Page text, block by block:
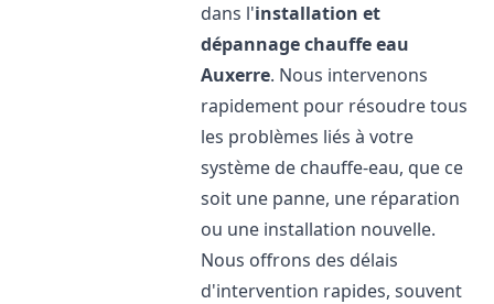
dans l'installation et
dépannage chauffe eau
Auxerre. Nous intervenons
rapidement pour résoudre tous
les problèmes liés à votre
système de chauffe-eau, que ce
soit une panne, une réparation
ou une installation nouvelle.
Nous offrons des délais
d'intervention rapides, souvent